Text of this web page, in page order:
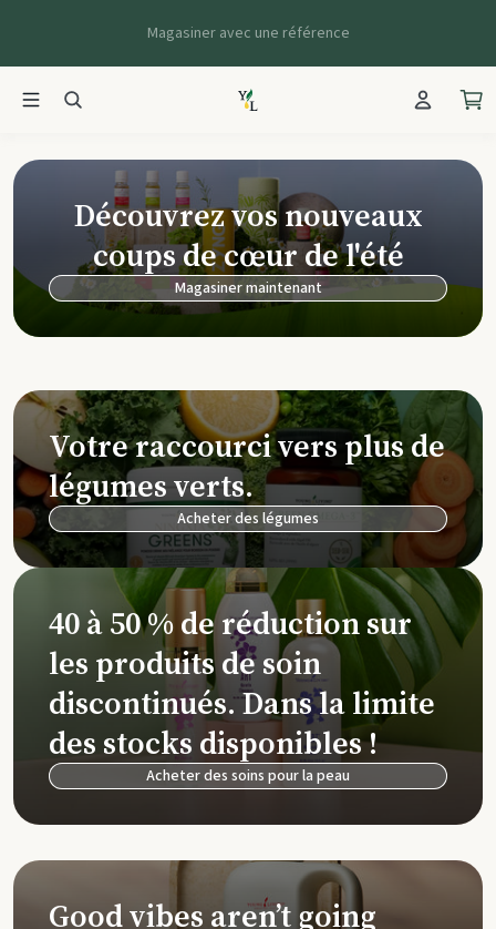
Magasiner avec une référence
Young Living
Découvrez vos nouveaux
coups de cœur de l'été
Magasiner maintenant
Votre raccourci vers plus de
légumes verts.
Acheter des légumes
40 à 50 % de réduction sur
les produits de soin
discontinués. Dans la limite
des stocks disponibles !
Acheter des soins pour la peau
Good vibes aren’t going